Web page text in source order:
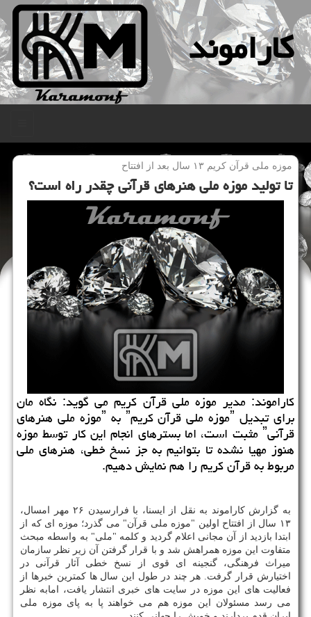
كاراموند
موزه ملی قرآن كریم ۱۳ سال بعد از افتتاح
تا تولید موزه ملی هنرهای قرآنی چقدر راه است؟
كاراموند: مدیر موزه ملی قرآن كریم می گوید: نگاه مان
برای تبدیل ˮموزه ملی قرآن كریمˮ به ˮموزه ملی هنرهای
قرآنیˮ مثبت است، اما بسترهای انجام این كار توسط موزه
هنوز مهیا نشده تا بتوانیم به جز نسخ خطی، هنرهای ملی
مربوط به قرآن كریم را هم نمایش دهیم.
به گزارش كاراموند به نقل از ایسنا، با فرارسیدن ۲۶ مهر امسال،
۱۳ سال از افتتاح اولین "موزه ملی قرآن" می گذرد؛ موزه ای كه از
ابتدا بازدید از آن مجانی اعلام گردید و كلمه "ملی" به واسطه مبحث
متفاوت این موزه همراهش شد و با قرار گرفتن آن زیر نظر سازمان
میراث فرهنگی، گنجینه ای قوی از نسخ خطی آثار قرآنی در
اختیارش قرار گرفت. هر چند در طول این سال ها كمترین خبرها از
فعالیت های این موزه در سایت های خبری انتشار یافت، امابه نظر
می رسد مسئولان این موزه هم می خواهند پا به پای موزه ملی